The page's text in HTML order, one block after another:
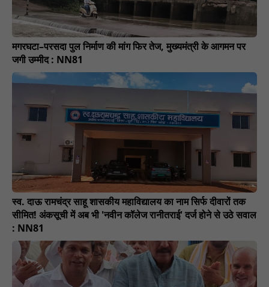
मगरघटा–परसदा पुल निर्माण की मांग फिर तेज, मुख्यमंत्री के आगमन पर
जगी उम्मीद : NN81
स्व. दाऊ रामचंद्र साहू शासकीय महाविद्यालय का नाम सिर्फ दीवारों तक
सीमित! अंकसूची में अब भी 'नवीन कॉलेज रानीतराई' दर्ज होने से उठे सवाल
: NN81